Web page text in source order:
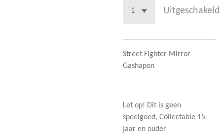
Uitgeschakeld
Street Fighter Mirror
Gashapon
Let op! Dit is geen
speelgoed, Collectable 15
jaar en ouder